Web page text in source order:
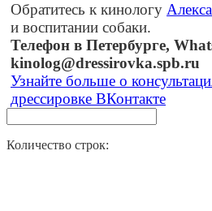
Обратитесь к кинологу
и воспитании собаки.
Телефон в Петербурге,
kinolog@dressirovka.spb.ru
Узнайте больше о
дрессировке ВКонтакте
Количество строк: